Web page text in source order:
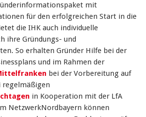
mit
für den erfolgreichen Start in die
die IHK auch individuelle
ihre Gründungs- und
So erhalten Gründer Hilfe bei der
und im Rahmen der
bei der Vorbereitung auf
regelmäßigen
in Kooperation mit der LfA
NetzwerkNordbayern können